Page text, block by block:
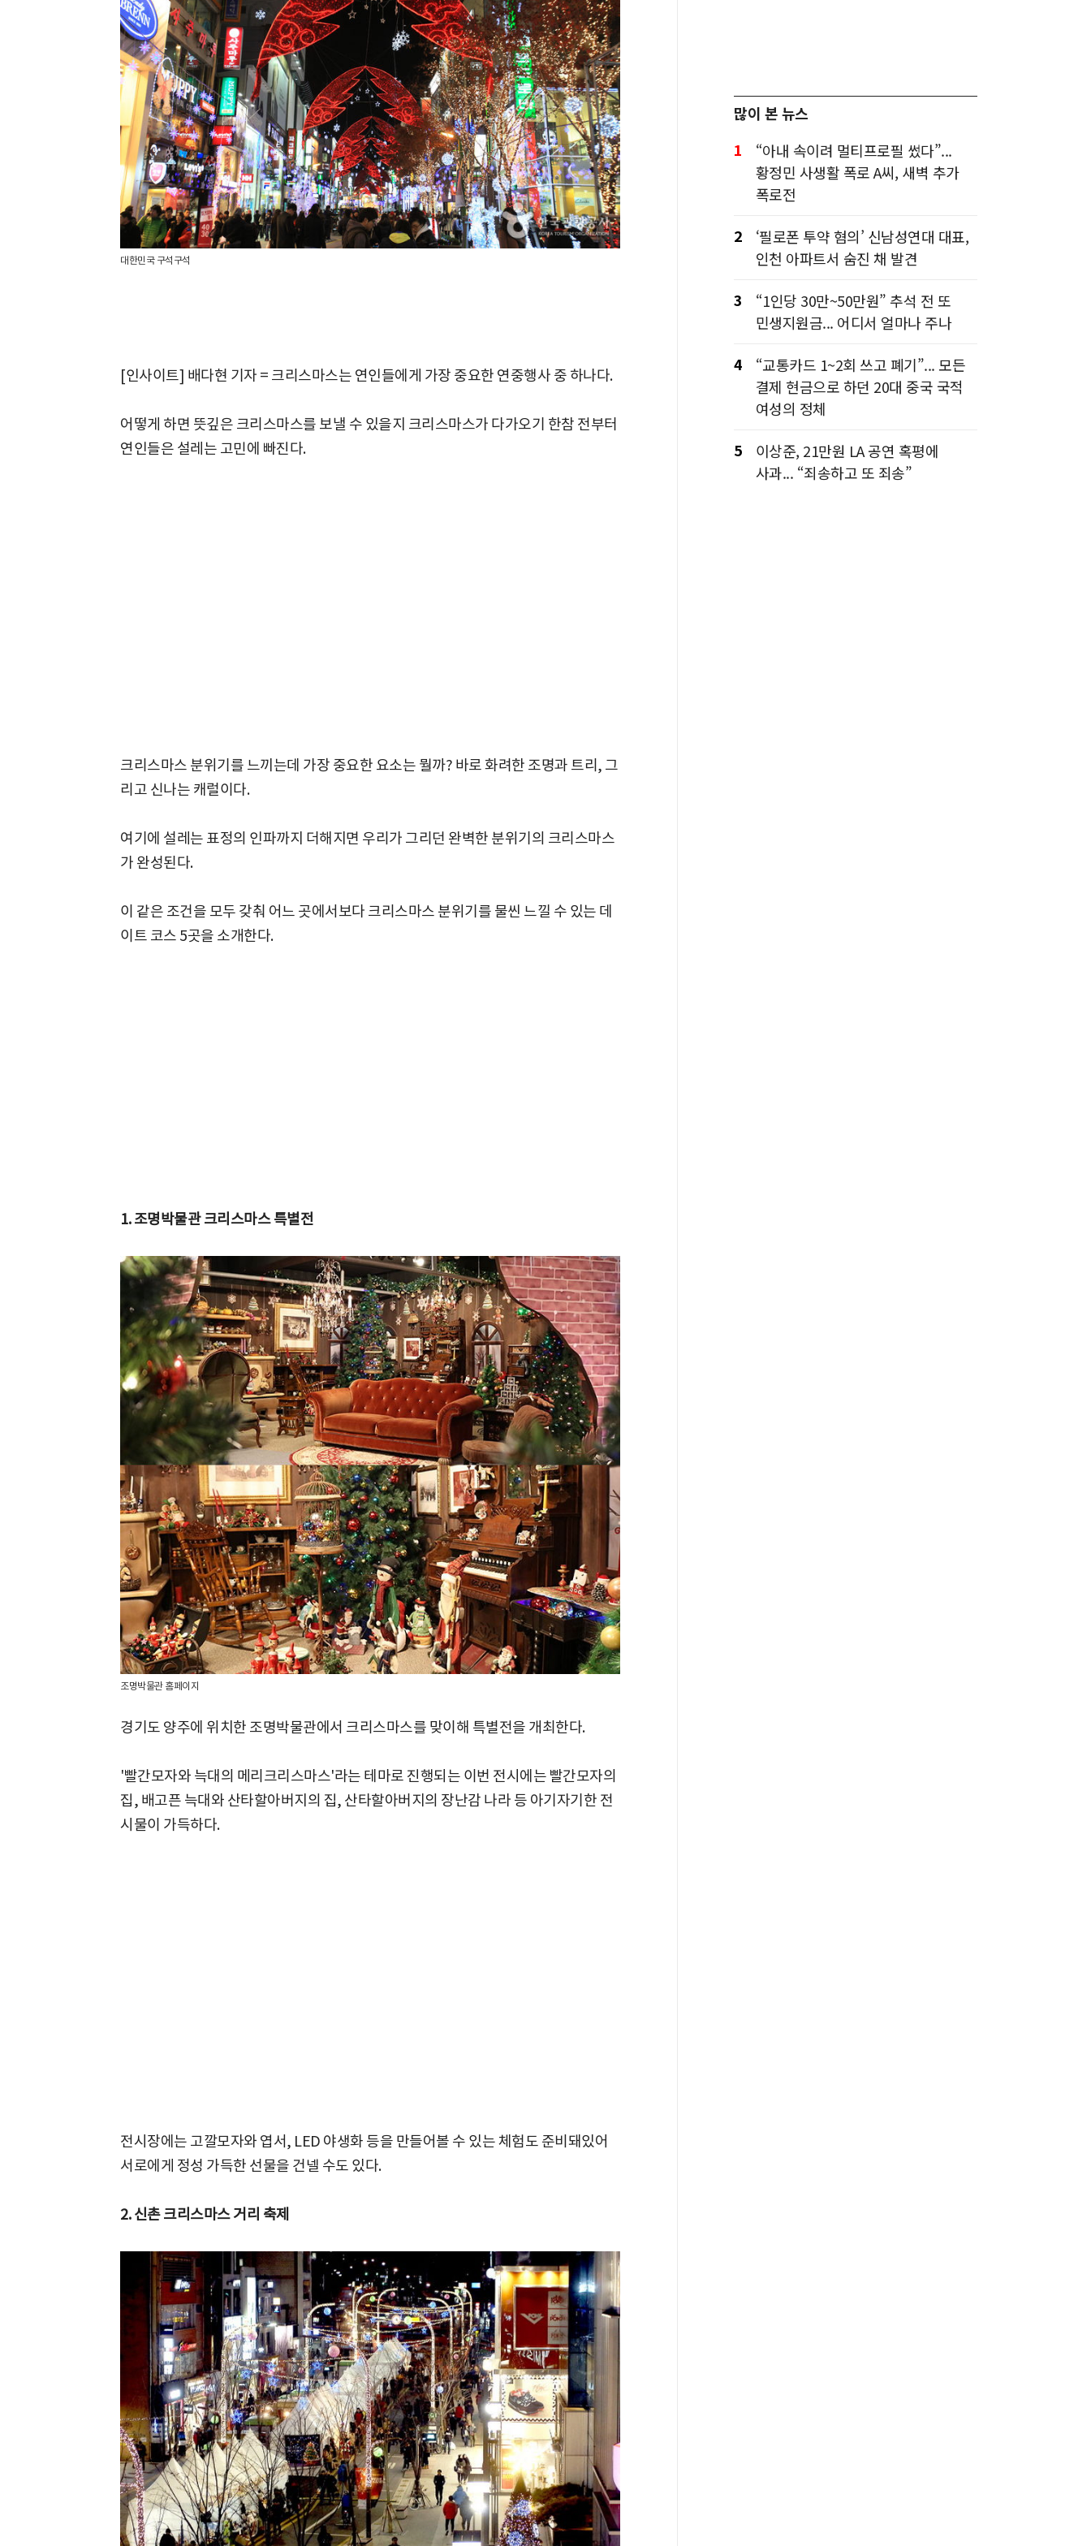
대한민국 구석구석
[인사이트] 배다현 기자 = 크리스마스는 연인들에게 가장 중요한 연중행사 중 하나다.
어떻게 하면 뜻깊은 크리스마스를 보낼 수 있을지 크리스마스가 다가오기 한참 전부터
연인들은 설레는 고민에 빠진다.
크리스마스 분위기를 느끼는데 가장 중요한 요소는 뭘까? 바로 화려한 조명과 트리, 그
리고 신나는 캐럴이다.
여기에 설레는 표정의 인파까지 더해지면 우리가 그리던 완벽한 분위기의 크리스마스
가 완성된다.
이 같은 조건을 모두 갖춰 어느 곳에서보다 크리스마스 분위기를 물씬 느낄 수 있는 데
이트 코스 5곳을 소개한다.
1. 조명박물관 크리스마스 특별전
조명박물관 홈페이지
경기도 양주에 위치한 조명박물관에서 크리스마스를 맞이해 특별전을 개최한다.
'빨간모자와 늑대의 메리크리스마스'라는 테마로 진행되는 이번 전시에는 빨간모자의
집, 배고픈 늑대와 산타할아버지의 집, 산타할아버지의 장난감 나라 등 아기자기한 전
시물이 가득하다.
전시장에는 고깔모자와 엽서, LED 야생화 등을 만들어볼 수 있는 체험도 준비돼있어
서로에게 정성 가득한 선물을 건넬 수도 있다.
2. 신촌 크리스마스 거리 축제
많이 본 뉴스
1
“아내 속이려 멀티프로필 썼다”...
황정민 사생활 폭로 A씨, 새벽 추가
폭로전
2
‘필로폰 투약 혐의’ 신남성연대 대표,
인천 아파트서 숨진 채 발견
3
“1인당 30만~50만원” 추석 전 또
민생지원금... 어디서 얼마나 주나
4
“교통카드 1~2회 쓰고 폐기”... 모든
결제 현금으로 하던 20대 중국 국적
여성의 정체
5
이상준, 21만원 LA 공연 혹평에
사과... “죄송하고 또 죄송”